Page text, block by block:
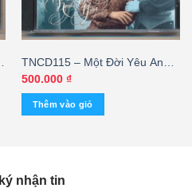
TNCD115 – Một Đời Yêu Anh –
Ái Vân – Nguyễn Hưng (3G)
KGTUS – cái
500.000 ₫
Thêm vào giỏ
nhận tin